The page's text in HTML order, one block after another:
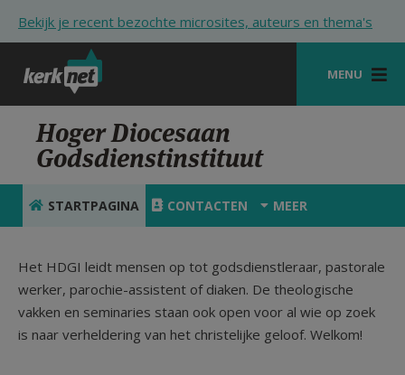
Bekijk je recent bezochte microsites, auteurs en thema's
MENU
STARTPAGINA
KERK
VIERINGEN
ZOEKEN
HULP
STARTPAGINA PORTAAL
Hoger Diocesaan
Godsdienstinstituut
STARTPAGINA CONTACTEN MEER
Het HDGI leidt mensen op tot godsdienstleraar, pastorale
werker, parochie-assistent of diaken. De theologische
vakken en seminaries staan ook open voor al wie op zoek
is naar verheldering van het christelijke geloof. Welkom!